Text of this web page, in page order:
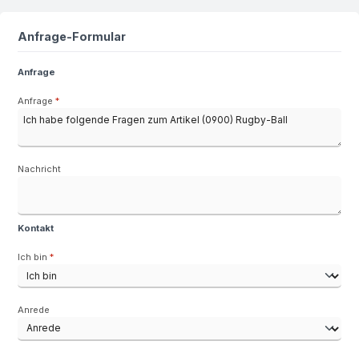
Anfrage-Formular
Anfrage
Anfrage *
Nachricht
Kontakt
Ich bin *
Anrede